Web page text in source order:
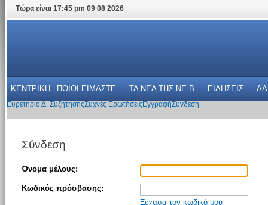
Τώρα είναι 17:45 pm 09 08 2026
ΚΕΝΤΡΙΚΗ ΠΟΙΟΙ ΕΙΜΑΣΤΕ ΤΑ ΝΕΑ THΣ NE.B ΕΙΔΗΣΕΙΣ
Ευρετήριο Δ. ΣυζήτησηςΣυχνές Ερωτήσεις ΕγγραφήΣύνδεση
Σύνδεση
Όνομα μέλους:
Κωδικός πρόσβασης:
Ξέχασα τον κωδικό μου